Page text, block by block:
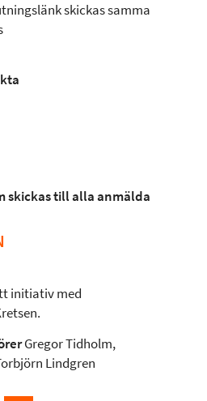
skickas samma
skickas till alla anmälda
initiativ med
Gregor Tidholm,
Lindgren